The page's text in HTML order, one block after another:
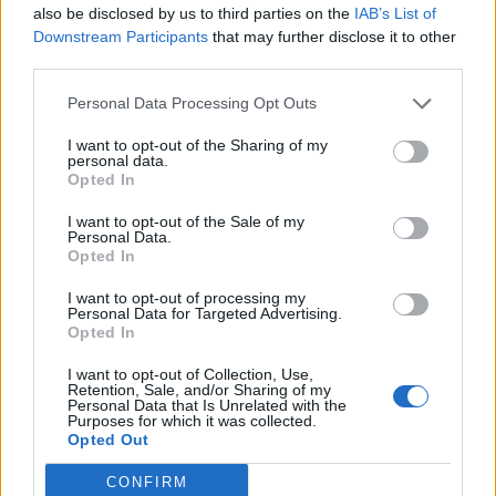
also be disclosed by us to third parties on the IAB’s List of
Downstream Participants that may further disclose it to other
Personal Data Processing Opt Outs
I want to opt-out of the Sharing of my
personal data.
Opted In
I want to opt-out of the Sale of my
Personal Data.
Opted In
I want to opt-out of processing my
Personal Data for Targeted Advertising.
Opted In
I want to opt-out of Collection, Use,
Retention, Sale, and/or Sharing of my
Personal Data that Is Unrelated with the
Purposes for which it was collected.
Opted Out
CONFIRM
A fiókokat - amelyek piaci részesedése 0.6 százalékot tesz
ki, s tavaly 290 millió euró működési bevételt hoztak - négy
értékben. A Banca Carige 78, a Credito Valtellinese 35, a
át. A Banca Carige 996, a Credito Valtellinese 395, a Veneto
Banca 328, a Banca Popolare...
KEDVES OLVASÓNK!
A keresett cikk a portfolio.hu hírarchívumához
tartozik, melynek olvasása előfizetéses
Az előfizetés a következőket tartalmazza:
Portfolio.hu teljes cikkarchívum
Kötéslisták: BÉT elmúlt 2 év napon belüli
kötéslistái